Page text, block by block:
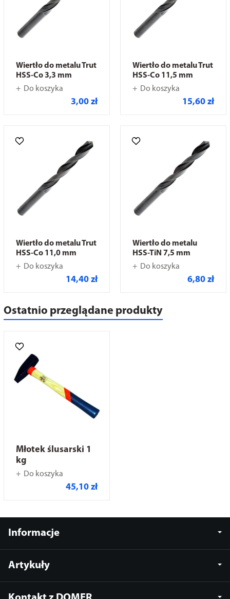
Wiertło do metalu Trut
HSS-Co 3,3 mm
Do koszyka
3,00 zł
Wiertło do metalu Trut
HSS-Co 11,5 mm
Do koszyka
15,60 zł
Wiertło do metalu Trut
HSS-Co 11,0 mm
Do koszyka
14,40 zł
Wiertło do metalu
HSS-TiN 7,5 mm
Do koszyka
6,80 zł
Ostatnio przeglądane produkty
Młotek ślusarski 1
kg
Do koszyka
45,10 zł
Informacje
Artykuły